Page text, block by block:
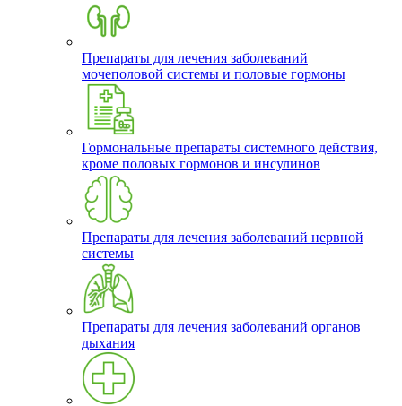
Препараты для лечения заболеваний
мочеполовой системы и половые гормоны
Гормональные препараты системного действия,
кроме половых гормонов и инсулинов
Препараты для лечения заболеваний нервной
системы
Препараты для лечения заболеваний органов
дыхания